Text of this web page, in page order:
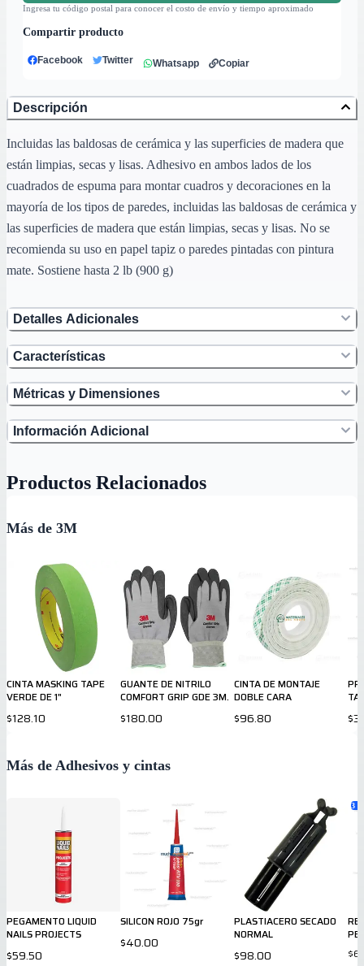
Ingresa tu código postal para conocer el costo de envío y tiempo aproximado
Compartir producto
Facebook Twitter Whatsapp Copiar
Descripción
Incluidas las baldosas de cerámica y las superficies de madera que
están limpias, secas y lisas. Adhesivo en ambos lados de los
cuadrados de espuma para montar cuadros y decoraciones en la
mayoría de los tipos de paredes, incluidas las baldosas de cerámica y
las superficies de madera que están limpias, secas y lisas. No se
recomienda su uso en papel tapiz o paredes pintadas con pintura
mate. Sostiene hasta 2 lb (900 g)
Detalles Adicionales
Características
Métricas y Dimensiones
Información Adicional
Productos Relacionados
Más de 3M
CINTA MASKING TAPE
VERDE DE 1"
$128.10
GUANTE DE NITRILO
COMFORT GRIP GDE 3M.
$180.00
CINTA DE MONTAJE
DOBLE CARA
$96.80
Más de Adhesivos y cintas
PEGAMENTO LIQUID
NAILS PROJECTS
$59.50
SILICON ROJO 75gr
$40.00
PLASTIACERO SECADO
NORMAL
$98.00
3